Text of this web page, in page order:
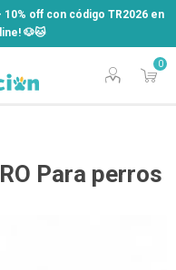
10% off con código TR2026 en
​🐶​🐱
0
- 10% off con código TR2026 en
​🐶​🐱
Para perros